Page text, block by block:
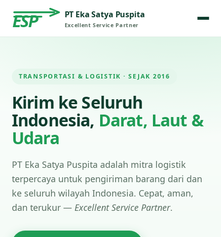
ESP PT Eka Satya Puspita
Excellent Service Partner
TRANSPORTASI & LOGISTIK · SEJAK 2016
Kirim ke Seluruh
Indonesia, Darat, Laut &
Udara
PT Eka Satya Puspita adalah mitra logistik
terpercaya untuk pengiriman barang dari dan
ke seluruh wilayah Indonesia. Cepat, aman,
dan terukur — Excellent Service Partner.